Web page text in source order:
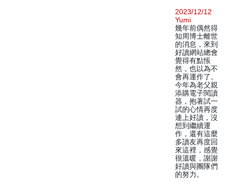
2023/12/12
Yumi
幾年前偶然得
知周博士離世
的消息，來到
好讀網站總會
覺得有點悵
然，也以為不
會再運作了。
今年為老父親
添購電子閱讀
器，抱著試一
試的心情再度
連上好讀，沒
想到繼續運
作，還有這麼
多讀友再度回
來這裡，感覺
很溫暖，謝謝
好讀與團隊們
的努力。